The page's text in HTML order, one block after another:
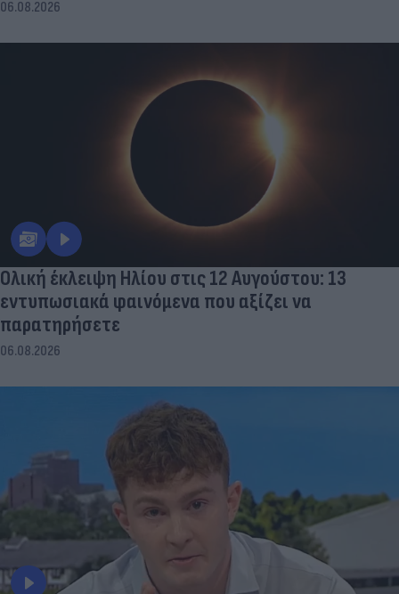
06.08.2026
Ολική έκλειψη Ηλίου στις 12 Αυγούστου: 13
εντυπωσιακά φαινόμενα που αξίζει να
παρατηρήσετε
06.08.2026